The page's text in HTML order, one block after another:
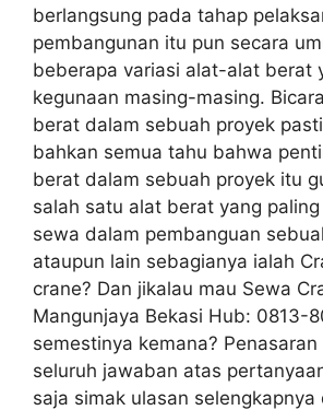
berlangsung pada tahap
pembangunan itu pun secara
beberapa variasi alat-alat berat
kegunaan masing-masing.
berat dalam sebuah proyek
bahkan semua tahu bahwa
berat dalam sebuah proyek itu
salah satu alat berat yang
sewa dalam pembanguan
ataupun lain sebagianya ialah
crane? Dan jikalau mau Sewa
Mangunjaya Bekasi Hub: 0813-
semestinya kemana? Penasaran
seluruh jawaban atas
saja simak ulasan